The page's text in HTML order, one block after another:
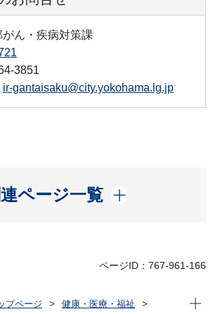
ん・疾病対策課
3851
ir-gantaisaku@city.yokohama.lg.jp
ページ一覧
開く
ページID：767-961-166
プページ
健康・医療・福祉
現在